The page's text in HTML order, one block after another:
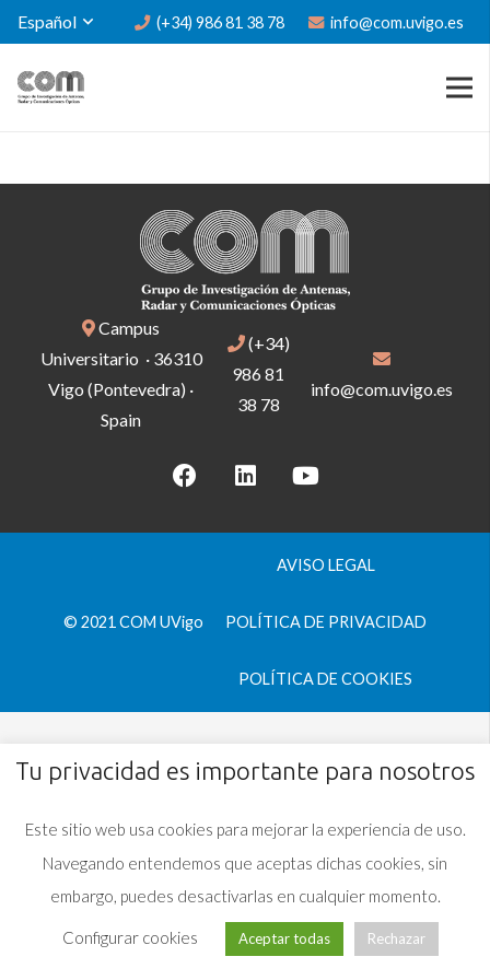
Español (+34) 986 81 38 78 info@com.uvigo.es
Campus
Universitario · 36310
Vigo (Pontevedra) ·
Spain
(+34)
986 81
38 78
info@com.uvigo.es
© 2021 COM UVigo
AVISO LEGAL
POLÍTICA DE PRIVACIDAD
POLÍTICA DE COOKIES
Tu privacidad es importante para nosotros
Este sitio web usa cookies para mejorar la experiencia de uso.
Navegando entendemos que aceptas dichas cookies, sin
embargo, puedes desactivarlas en cualquier momento.
Configurar cookies Aceptar todas Rechazar